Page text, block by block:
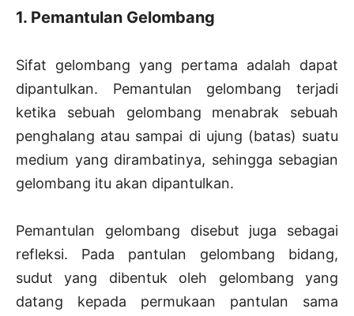
1. Pemantulan Gelombang
Sifat gelombang yang pertama adalah dapat
dipantulkan. Pemantulan gelombang terjadi
ketika sebuah gelombang menabrak sebuah
penghalang atau sampai di ujung (batas) suatu
medium yang dirambatinya, sehingga sebagian
gelombang itu akan dipantulkan.
Pemantulan gelombang disebut juga sebagai
refleksi. Pada pantulan gelombang bidang,
sudut yang dibentuk oleh gelombang yang
datang kepada permukaan pantulan sama